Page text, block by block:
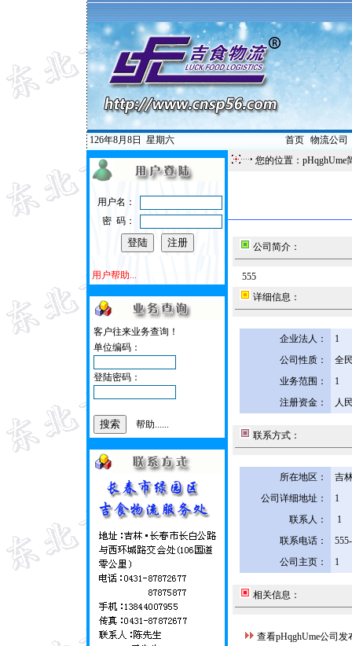
126年8月8日 星期六 首页| 物流公司
用户名：
密 码：
用户帮助...
客户往来业务查询！
单位编码：
登陆密码：
帮助......
您的位置：pHqghUme
公司简介：
555
详细信息：
企业法人：
1
公司性质：
全
业务范围：
1
注册资金：
人
联系方式：
所在地区：
吉
公司详细地址：
1
联系人：
1
联系电话：
公司主页：
1
相关信息：
查看pHqghUme公司发